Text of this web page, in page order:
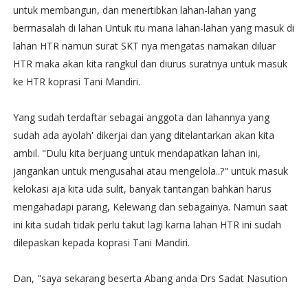
untuk membangun, dan menertibkan lahan-lahan yang
bermasalah di lahan Untuk itu mana lahan-lahan yang masuk di
lahan HTR namun surat SKT nya mengatas namakan diluar
HTR maka akan kita rangkul dan diurus suratnya untuk masuk
ke HTR koprasi Tani Mandiri.
Yang sudah terdaftar sebagai anggota dan lahannya yang
sudah ada ayolah' dikerjai dan yang ditelantarkan akan kita
ambil. "Dulu kita berjuang untuk mendapatkan lahan ini,
jangankan untuk mengusahai atau mengelola..?" untuk masuk
kelokasi aja kita uda sulit, banyak tantangan bahkan harus
mengahadapi parang, Kelewang dan sebagainya. Namun saat
ini kita sudah tidak perlu takut lagi karna lahan HTR ini sudah
dilepaskan kepada koprasi Tani Mandiri.
Dan, "saya sekarang beserta Abang anda Drs Sadat Nasution